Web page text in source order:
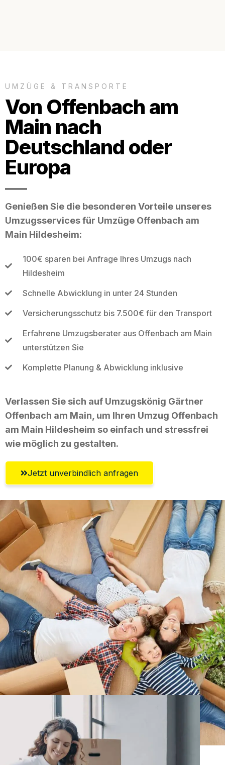
UMZÜGE & TRANSPORTE
Von Offenbach am
Main nach
Deutschland oder
Europa
Genießen Sie die besonderen Vorteile unseres
Umzugsservices für Umzüge Offenbach am
Main Hildesheim:
100€ sparen bei Anfrage Ihres Umzugs nach
Hildesheim
Schnelle Abwicklung in unter 24 Stunden
Versicherungsschutz bis 7.500€ für den Transport
Erfahrene Umzugsberater aus Offenbach am Main
unterstützen Sie
Komplette Planung & Abwicklung inklusive
Verlassen Sie sich auf Umzugskönig Gärtner
Offenbach am Main, um Ihren Umzug Offenbach
am Main Hildesheim so einfach und stressfrei
wie möglich zu gestalten.
Jetzt unverbindlich anfragen